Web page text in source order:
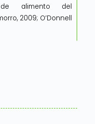
alimento del
2009; O’Donnell